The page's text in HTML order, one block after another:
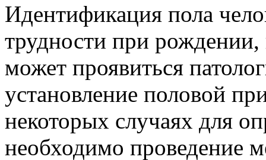
Идентификация пола
трудности при рождении,
может проявиться
установление половой
некоторых случаях для
необходимо проведение